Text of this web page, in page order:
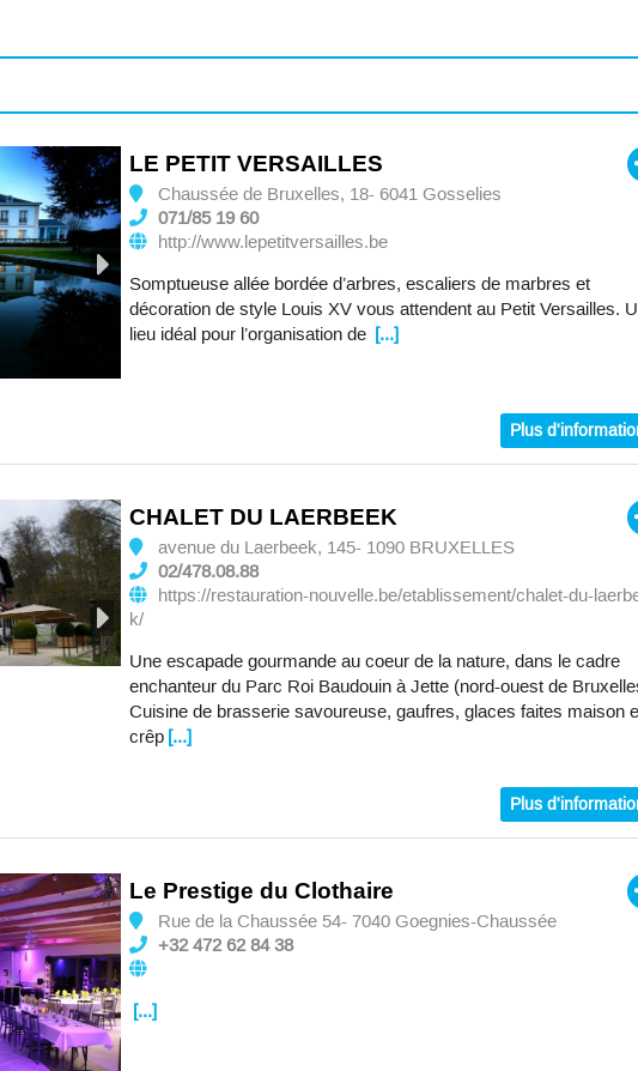
LE PETIT VERSAILLES
Chaussée de Bruxelles, 18- 6041 Gosselies
071/85 19 60
http://www.lepetitversailles.be
Somptueuse allée bordée d’arbres, escaliers de marbres et
décoration de style Louis XV vous attendent au Petit Versailles.
lieu idéal pour l’organisation de [...]
Plus
CHALET DU LAERBEEK
avenue du Laerbeek, 145- 1090 BRUXELLES
02/478.08.88
https://restauration-nouvelle.be/etablissement/chalet-du-
k/
Une escapade gourmande au coeur de la nature, dans le cadre
enchanteur du Parc Roi Baudouin à Jette (nord-ouest de
Cuisine de brasserie savoureuse, gaufres, glaces faites maison
crêp [...]
Plus
Le Prestige du Clothaire
Rue de la Chaussée 54- 7040 Goegnies-Chaussée
+32 472 62 84 38
[...]